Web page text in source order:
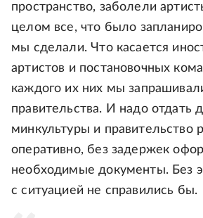
пространство, заболели
целом все, что было
мы сделали. Что касается
артистов и постановочных
каждого их них мы
правительства. И надо отдать
минкультуры и правительство
оперативно, без задержек
необходимые документы. Без
с ситуацией не справились бы.